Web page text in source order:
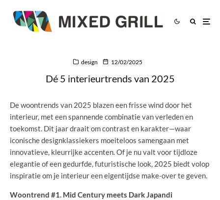
design 12/02/2025
Dé 5 interieurtrends van 2025
De woontrends van 2025 blazen een frisse wind door het
interieur, met een spannende combinatie van verleden en
toekomst. Dit jaar draait om contrast en karakter—waar
iconische designklassiekers moeiteloos samengaan met
innovatieve, kleurrijke accenten. Of je nu valt voor tijdloze
elegantie of een gedurfde, futuristische look, 2025 biedt volop
inspiratie om je interieur een eigentijdse make-over te geven.
Woontrend #1. Mid Century meets Dark Japandi